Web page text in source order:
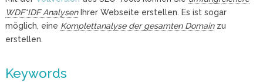
WDF*IDF AnalysenIhrer Webseite erstellen. Es ist sogar
möglich, eine Komplettanalyse der gesamten Domainzu
erstellen.
Keywords